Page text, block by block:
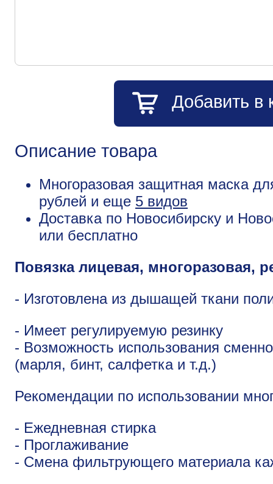
Добавить в
Описание товара
Многоразовая защитная маска
рублей и еще 5 видов
Доставка по Новосибирску и
или бесплатно
Повязка лицевая, многоразовая,
- Изготовлена из дышащей ткани
- Имеет регулируемую резинку
- Возможность использования
(марля, бинт, салфетка и т.д.)
Рекомендации по использовании
- Ежедневная стирка
- Проглаживание
- Смена фильтрующего материала